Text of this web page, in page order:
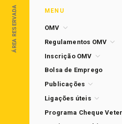
MENU
OMV
Regulamentos OMV
Inscrição OMV
Bolsa de Emprego
Publicações
Ligações úteis
Programa Cheque
ÁREA RESERVADA